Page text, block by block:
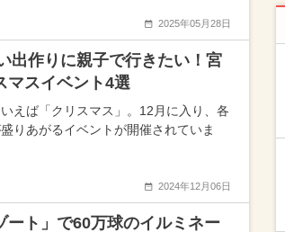
2025年05月28日
出作りに親子で行きたい！宮
マスイベント4選
えば「クリスマス」。12月に入り、各
りあがるイベントが開催されていま
2024年12月06日
ート」で60万球のイルミネー